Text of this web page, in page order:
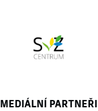
MEDIÁLNÍ PARTNEŘI